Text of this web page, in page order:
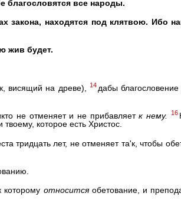
благословятся все народы.
закона, находятся под клятвою. Ибо
жив будет.
висящий на древе), 14 дабы
не отменяет и не прибавляетк нему. 16
которое есть Христос.
тридцать лет, не отменяет та'к, чтобы
относитсяобетование, и